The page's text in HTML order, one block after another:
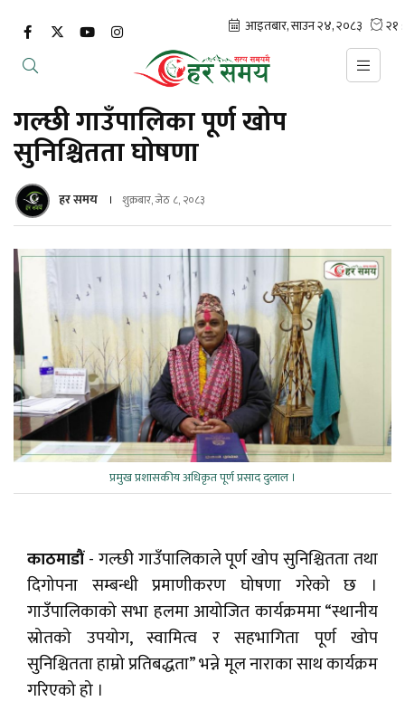
गल्छी गाउँपालिका पूर्ण खोप
सुनिश्चितता घोषणा
हर समय शुक्रबार, जेठ ८, २०८३
प्रमुख प्रशासकीय अधिकृत पूर्ण प्रसाद दुलाल ।
काठमाडौं- गल्छी गाउँपालिकाले पूर्ण खोप सुनिश्चितता तथा
दिगोपना सम्बन्धी प्रमाणीकरण घोषणा गरेको छ ।
गाउँपालिकाको सभा हलमा आयोजित कार्यक्रममा “स्थानीय
स्रोतको उपयोग, स्वामित्व र सहभागिता पूर्ण खोप
सुनिश्चितता हाम्रो प्रतिबद्धता” भन्ने मूल नाराका साथ कार्यक्रम
गरिएको हो ।